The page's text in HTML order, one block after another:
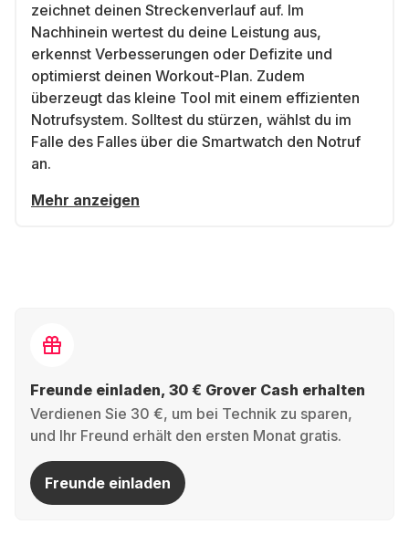
zeichnet deinen Streckenverlauf auf. Im
Nachhinein wertest du deine Leistung aus,
erkennst Verbesserungen oder Defizite und
optimierst deinen Workout-Plan. Zudem
überzeugt das kleine Tool mit einem effizienten
Notrufsystem. Solltest du stürzen, wählst du im
Falle des Falles über die Smartwatch den Notruf
an.
Mehr anzeigen
Freunde einladen, 30 € Grover Cash erhalten
Verdienen Sie 30 €, um bei Technik zu sparen,
und Ihr Freund erhält den ersten Monat gratis.
Freunde einladen